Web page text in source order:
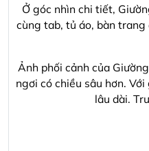
Ở góc nhìn chi tiết,
cùng tab, tủ áo, bàn
Ảnh phối cảnh của
ngơi có chiều sâu hơn.
lâu dài.